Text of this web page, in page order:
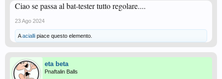
Ciao se passa al bat-tester tutto regolare....
23 Ago 2024
Aacialli piace questo elemento.
eta beta
Pnaftalin Balls